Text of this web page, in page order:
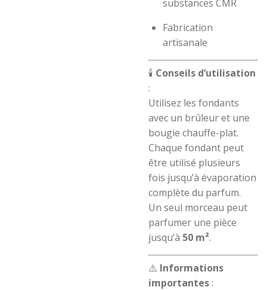
substances CMR
Fabrication
artisanale
🕯️ Conseils d’utilisation
:
Utilisez les fondants
avec un brûleur et une
bougie chauffe-plat.
Chaque fondant peut
être utilisé plusieurs
fois jusqu’à évaporation
complète du parfum.
Un seul morceau peut
parfumer une pièce
jusqu’à 50 m².
⚠️ Informations
importantes: